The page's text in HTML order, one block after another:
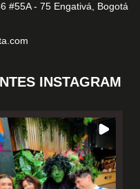
#55A - 75 Engativá, Bogotá
INSTAGRAM